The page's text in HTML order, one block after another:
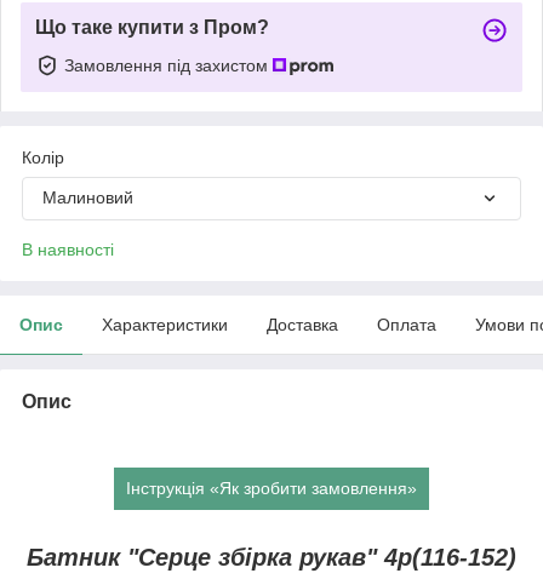
Що таке купити з Пром?
Замовлення під захистом
Колір
Малиновий
В наявності
Опис Характеристики Доставка Оплата Умови
Опис
Інструкція «Як зробити замовлення»
Батник "Серце збірка рукав" 4р(116-152)